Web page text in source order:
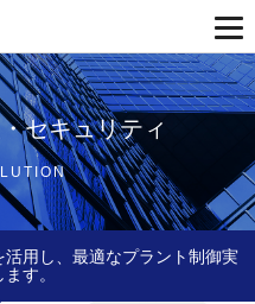
セキュリティ
用し、最適なプラント制御実
す。